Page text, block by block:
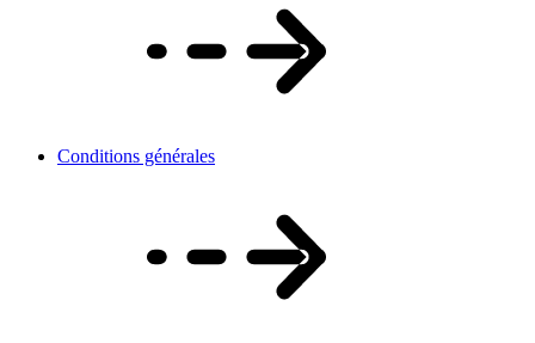
Conditions générales